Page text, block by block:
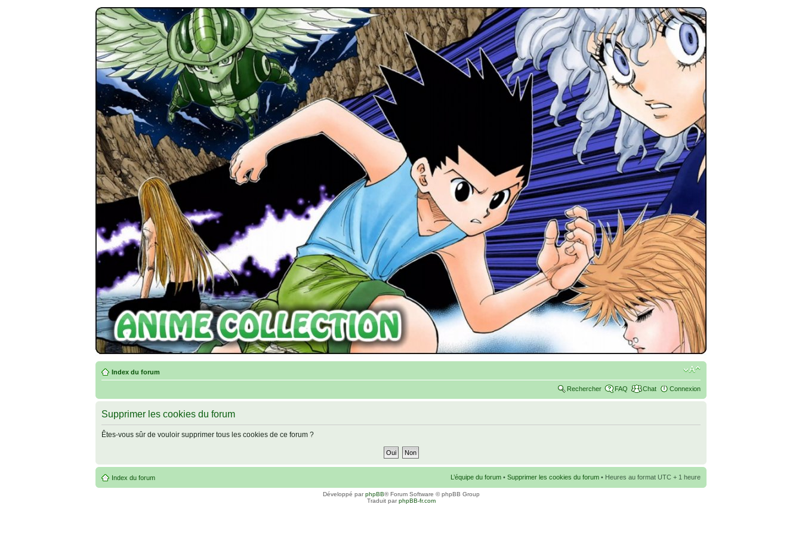
Index du forum
Rechercher FAQ Chat Connexion
Supprimer les cookies du forum
Êtes-vous sûr de vouloir supprimer tous les cookies de ce forum ?
Index du forum L’équipe du forum • Supprimer les cookies du forum • Heures au format UTC + 1 heure
Développé parphpBB® Forum Software © phpBB Group
Traduit parphpBB-fr.com